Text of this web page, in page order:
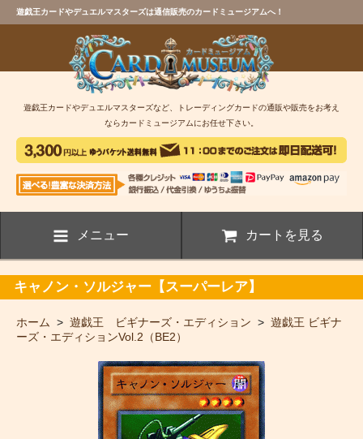
遊戯王カードやデュエルマスターズは通信販売のカードミュージアムへ！
遊戯王カードやデュエルマスターズなど、トレーディングカードの通販や販売をお考え
ならカードミュージアムにお任せ下さい。
メニュー カートを見る
キャノン・ソルジャー【スーパーレア】
ホーム > 遊戯王 ビギナーズ・エディション > 遊戯王 ビギナ
ーズ・エディションVol.2（BE2）